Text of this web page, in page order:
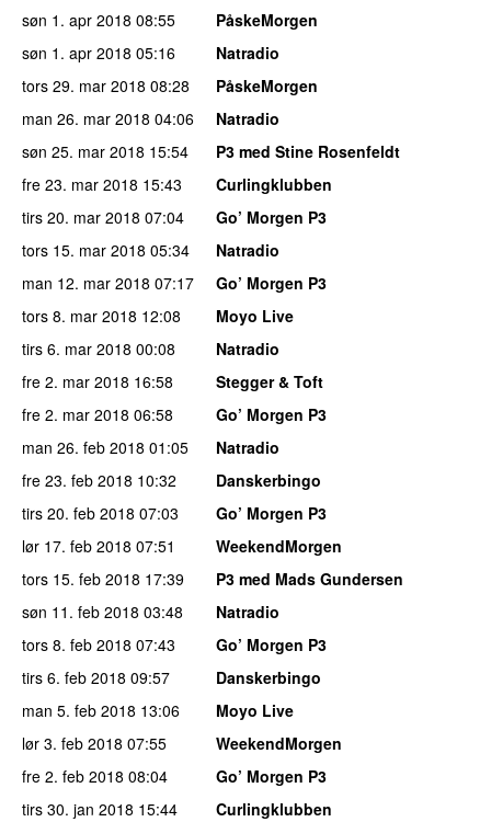
søn 1. apr 2018 08:55
PåskeMorgen
søn 1. apr 2018 05:16
Natradio
tors 29. mar 2018 08:28
PåskeMorgen
man 26. mar 2018 04:06
Natradio
søn 25. mar 2018 15:54
P3 med Stine Rosenfeldt
fre 23. mar 2018 15:43
Curlingklubben
tirs 20. mar 2018 07:04
Go’ Morgen P3
tors 15. mar 2018 05:34
Natradio
man 12. mar 2018 07:17
Go’ Morgen P3
tors 8. mar 2018 12:08
Moyo Live
tirs 6. mar 2018 00:08
Natradio
fre 2. mar 2018 16:58
Stegger & Toft
fre 2. mar 2018 06:58
Go’ Morgen P3
man 26. feb 2018 01:05
Natradio
fre 23. feb 2018 10:32
Danskerbingo
tirs 20. feb 2018 07:03
Go’ Morgen P3
lør 17. feb 2018 07:51
WeekendMorgen
tors 15. feb 2018 17:39
P3 med Mads Gundersen
søn 11. feb 2018 03:48
Natradio
tors 8. feb 2018 07:43
Go’ Morgen P3
tirs 6. feb 2018 09:57
Danskerbingo
man 5. feb 2018 13:06
Moyo Live
lør 3. feb 2018 07:55
WeekendMorgen
fre 2. feb 2018 08:04
Go’ Morgen P3
tirs 30. jan 2018 15:44
Curlingklubben